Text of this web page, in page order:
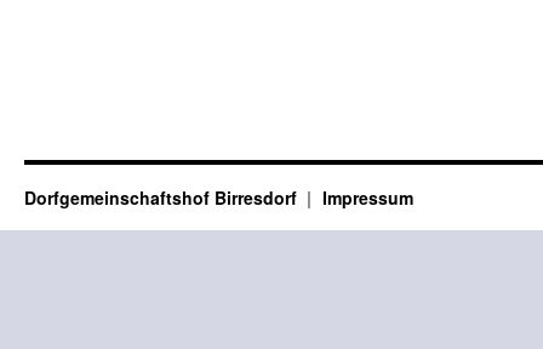
Dorfgemeinschaftshof Birresdorf Impressum